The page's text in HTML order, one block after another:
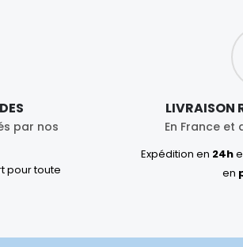
par nos
pour toute
LIVRAISON
En France et
Expédition en 24h
en